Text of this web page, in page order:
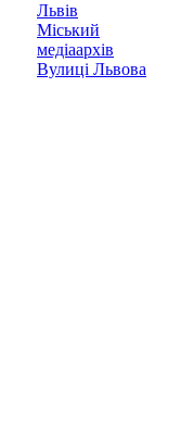
Львів
Міський
медіаархів
Вулиці Львова